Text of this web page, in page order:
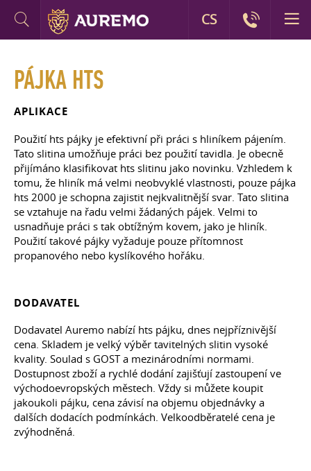
PÁJKA HTS
APLIKACE
Použití hts pájky je efektivní při práci s hliníkem pájením.
Tato slitina umožňuje práci bez použití tavidla. Je obecně
přijímáno klasifikovat hts slitinu jako novinku. Vzhledem k
tomu, že hliník má velmi neobvyklé vlastnosti, pouze pájka
hts 2000 je schopna zajistit nejkvalitnější svar. Tato slitina
se vztahuje na řadu velmi žádaných pájek. Velmi to
usnadňuje práci s tak obtížným kovem, jako je hliník.
Použití takové pájky vyžaduje pouze přítomnost
propanového nebo kyslíkového hořáku.
DODAVATEL
Dodavatel Auremo nabízí hts pájku, dnes nejpříznivější
cena. Skladem je velký výběr tavitelných slitin vysoké
kvality. Soulad s GOST a mezinárodními normami.
Dostupnost zboží a rychlé dodání zajišťují zastoupení ve
východoevropských městech. Vždy si můžete koupit
jakoukoli pájku, cena závisí na objemu objednávky a
dalších dodacích podmínkách. Velkoodběratelé cena je
zvýhodněná.
CS